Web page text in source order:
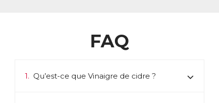
FAQ
1. Qu’est-ce que Vinaigre de cidre ?